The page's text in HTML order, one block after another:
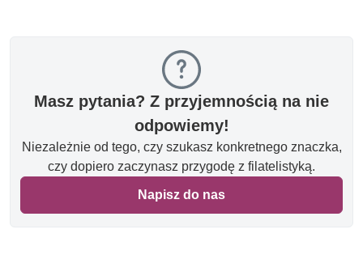
Masz pytania? Z przyjemnością na nie
odpowiemy!
Niezależnie od tego, czy szukasz konkretnego znaczka,
czy dopiero zaczynasz przygodę z filatelistyką.
Napisz do nas